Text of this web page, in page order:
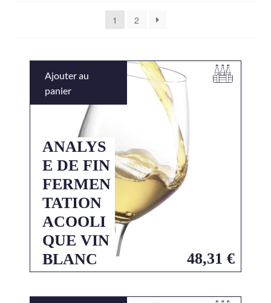
1 2
ANALYS
E DE FIN
FERMEN
TATION
ACOOLI
QUE VIN
BLANC
48,31 €
Ajouter au
panier